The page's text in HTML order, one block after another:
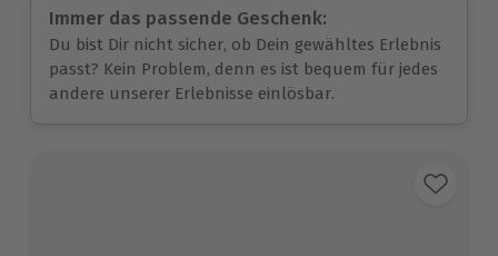
Immer das passende Geschenk:
Du bist Dir nicht sicher, ob Dein gewähltes Erlebnis
passt? Kein Problem, denn es ist bequem für jedes
andere unserer Erlebnisse einlösbar.